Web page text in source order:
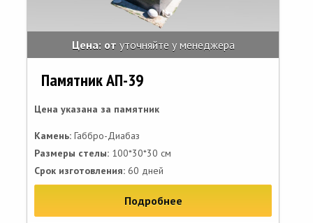
Цена: от уточняйте у менеджера
Памятник АП-39
Цена указана за памятник
Камень: Габбро-Диабаз
Размеры стелы: 100*30*30 см
Срок изготовления: 60 дней
Подробнее